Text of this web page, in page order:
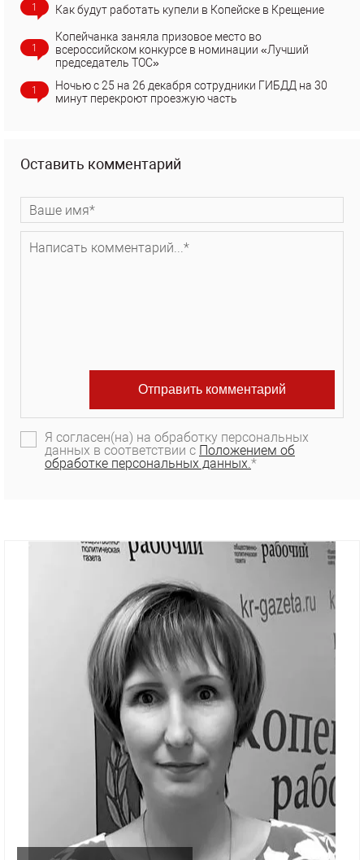
1 Как будут работать купели в Копейске в Крещение
1
Копейчанка заняла призовое место во
всероссийском конкурсе в номинации «Лучший
председатель ТОС»
1
Ночью с 25 на 26 декабря сотрудники ГИБДД на 30
минут перекроют проезжую часть
Оставить комментарий
Я согласен(на) на обработку персональных
данных в соответствии с Положением об
обработке персональных данных.*